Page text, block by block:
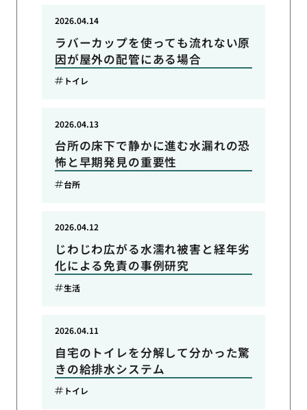
ラバーカップを使っても流れない原
因が屋外の配管にある場合
2026.04.14
トイレ
台所の床下で静かに進む水漏れの恐
怖と早期発見の重要性
2026.04.13
台所
じわじわ広がる水濡れ被害と経年劣
化による免責の事例研究
2026.04.12
生活
自宅のトイレを分解して分かった驚
きの給排水システム
2026.04.11
トイレ